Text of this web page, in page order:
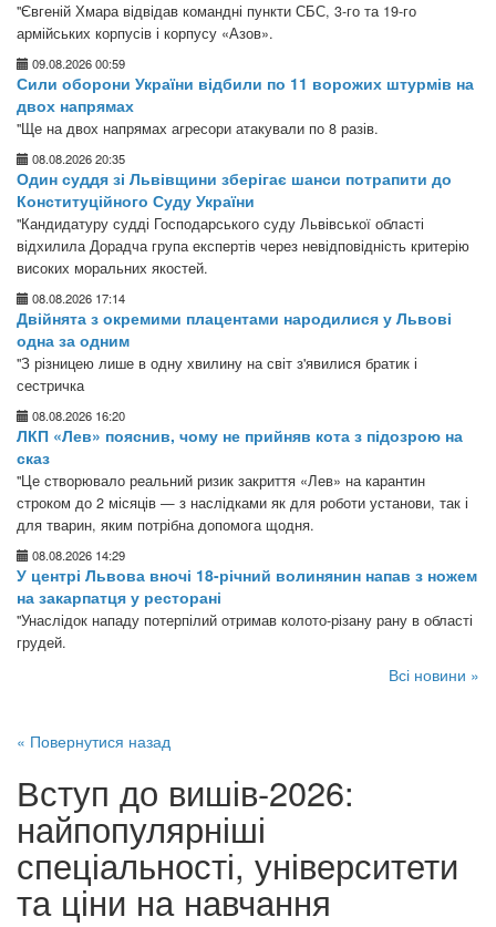
"Євгеній Хмара відвідав командні пункти СБС, 3-го та 19-го
армійських корпусів і корпусу «Азов».
09.08.2026 00:59
Сили оборони України відбили по 11 ворожих штурмів на
двох напрямах
"Ще на двох напрямах агресори атакували по 8 разів.
08.08.2026 20:35
Один суддя зі Львівщини зберігає шанси потрапити до
Конституційного Суду України
"Кандидатуру судді Господарського суду Львівської області
відхилила Дорадча група експертів через невідповідність критерію
високих моральних якостей.
08.08.2026 17:14
Двійнята з окремими плацентами народилися у Львові
одна за одним
"З різницею лише в одну хвилину на світ з'явилися братик і
сестричка
08.08.2026 16:20
ЛКП «Лев» пояснив, чому не прийняв кота з підозрою на
сказ
"Це створювало реальний ризик закриття «Лев» на карантин
строком до 2 місяців — з наслідками як для роботи установи, так і
для тварин, яким потрібна допомога щодня.
08.08.2026 14:29
У центрі Львова вночі 18-річний волинянин напав з ножем
на закарпатця у ресторані
"Унаслідок нападу потерпілий отримав колото-різану рану в області
грудей.
Всі новини »
« Повернутися назад
Вступ до вишів-2026:
найпопулярніші
спеціальності, університети
та ціни на навчання